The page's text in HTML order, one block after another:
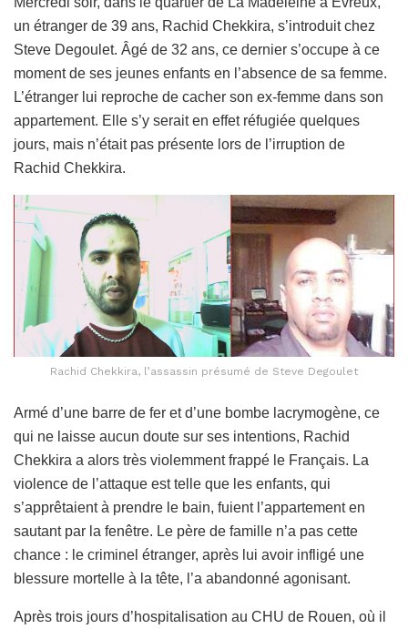
un étranger de 39 ans, Rachid Chekkira, s’introduit chez
Steve Degoulet. Âgé de 32 ans, ce dernier s’occupe à ce
moment de ses jeunes enfants en l’absence de sa femme.
L’étranger lui reproche de cacher son ex-femme dans son
appartement. Elle s’y serait en effet réfugiée quelques
jours, mais n’était pas présente lors de l’irruption de
Rachid Chekkira.
Rachid Chekkira, l’assassin présumé de Steve Degoulet
Armé d’une barre de fer et d’une bombe lacrymogène, ce
qui ne laisse aucun doute sur ses intentions, Rachid
Chekkira a alors très violemment frappé le Français. La
violence de l’attaque est telle que les enfants, qui
s’apprêtaient à prendre le bain, fuient l’appartement en
sautant par la fenêtre. Le père de famille n’a pas cette
chance : le criminel étranger, après lui avoir infligé une
blessure mortelle à la tête, l’a abandonné agonisant.
Après trois jours d’hospitalisation au CHU de Rouen, où il